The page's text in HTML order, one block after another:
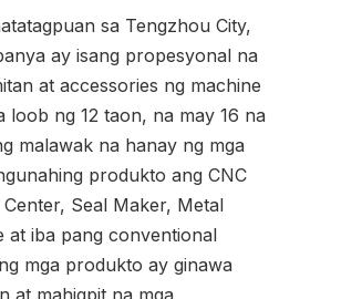
sa Tengzhou City,
ay isang propesyonal na
at accessories ng machine
loob ng 12 taon, na may 16 na
malawak na hanay ng mga
produkto ang CNC
Seal Maker, Metal
at iba pang conventional
mga produkto ay ginawa
at mahigpit na mga